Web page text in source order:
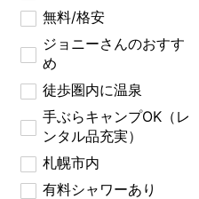
無料/格安
ジョニーさんのおすす
め
徒歩圏内に温泉
手ぶらキャンプOK（レ
ンタル品充実）
札幌市内
有料シャワーあり